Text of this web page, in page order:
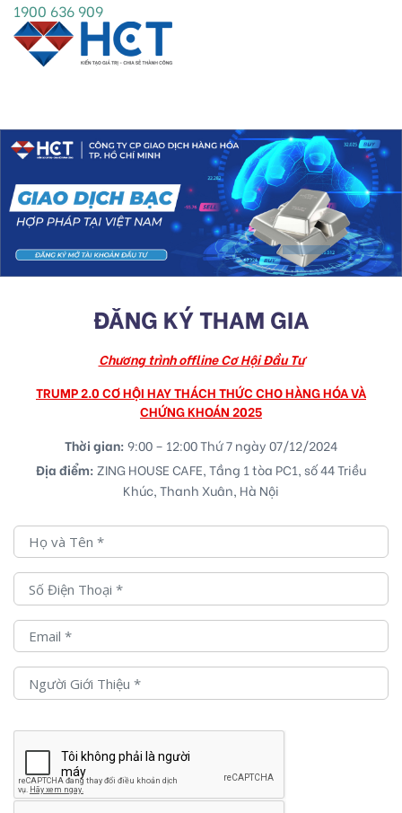
1900 636 909
ĐĂNG KÝ THAM GIA
Chương trình offline Cơ Hội Đầu Tư
TRUMP 2.0 CƠ HỘI HAY THÁCH THỨC CHO HÀNG HÓA VÀ
CHỨNG KHOÁN 2025
Thời gian:9:00 – 12:00 Thứ 7 ngày 07/12/2024
Địa điểm:ZING HOUSE CAFE, Tầng 1 tòa PC1, số 44 Triều
Khúc, Thanh Xuân, Hà Nội